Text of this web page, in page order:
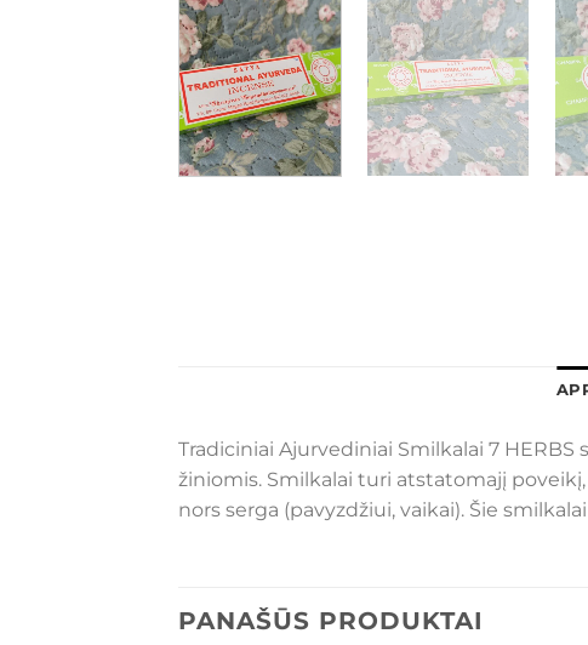
Tradiciniai Ajurvediniai Smilkalai 7
žiniomis. Smilkalai turi atstatomajį
nors serga (pavyzdžiui, vaikai). Šie
PANAŠŪS PRODUKTAI